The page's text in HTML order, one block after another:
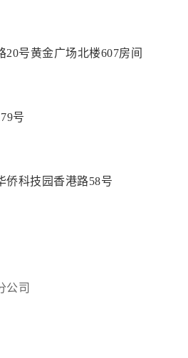
号黄金广场北楼607房间
号
侨科技园香港路58号
公司